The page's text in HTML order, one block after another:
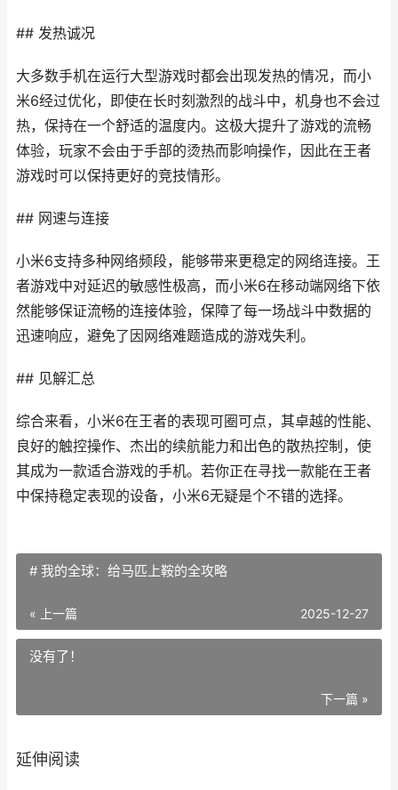
## 发热诚况
大多数手机在运行大型游戏时都会出现发热的情况，而小
米6经过优化，即使在长时刻激烈的战斗中，机身也不会过
热，保持在一个舒适的温度内。这极大提升了游戏的流畅
体验，玩家不会由于手部的烫热而影响操作，因此在王者
游戏时可以保持更好的竞技情形。
## 网速与连接
小米6支持多种网络频段，能够带来更稳定的网络连接。王
者游戏中对延迟的敏感性极高，而小米6在移动端网络下依
然能够保证流畅的连接体验，保障了每一场战斗中数据的
迅速响应，避免了因网络难题造成的游戏失利。
## 见解汇总
综合来看，小米6在王者的表现可圈可点，其卓越的性能、
良好的触控操作、杰出的续航能力和出色的散热控制，使
其成为一款适合游戏的手机。若你正在寻找一款能在王者
中保持稳定表现的设备，小米6无疑是个不错的选择。
# 我的全球：给马匹上鞍的全攻略
« 上一篇 2025-12-27
没有了！
下一篇 »
延伸阅读